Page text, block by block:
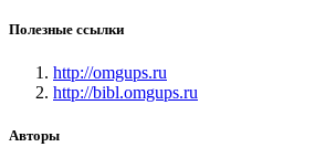
Полезные ссылки
http://omgups.ru
http://bibl.omgups.ru
Авторы